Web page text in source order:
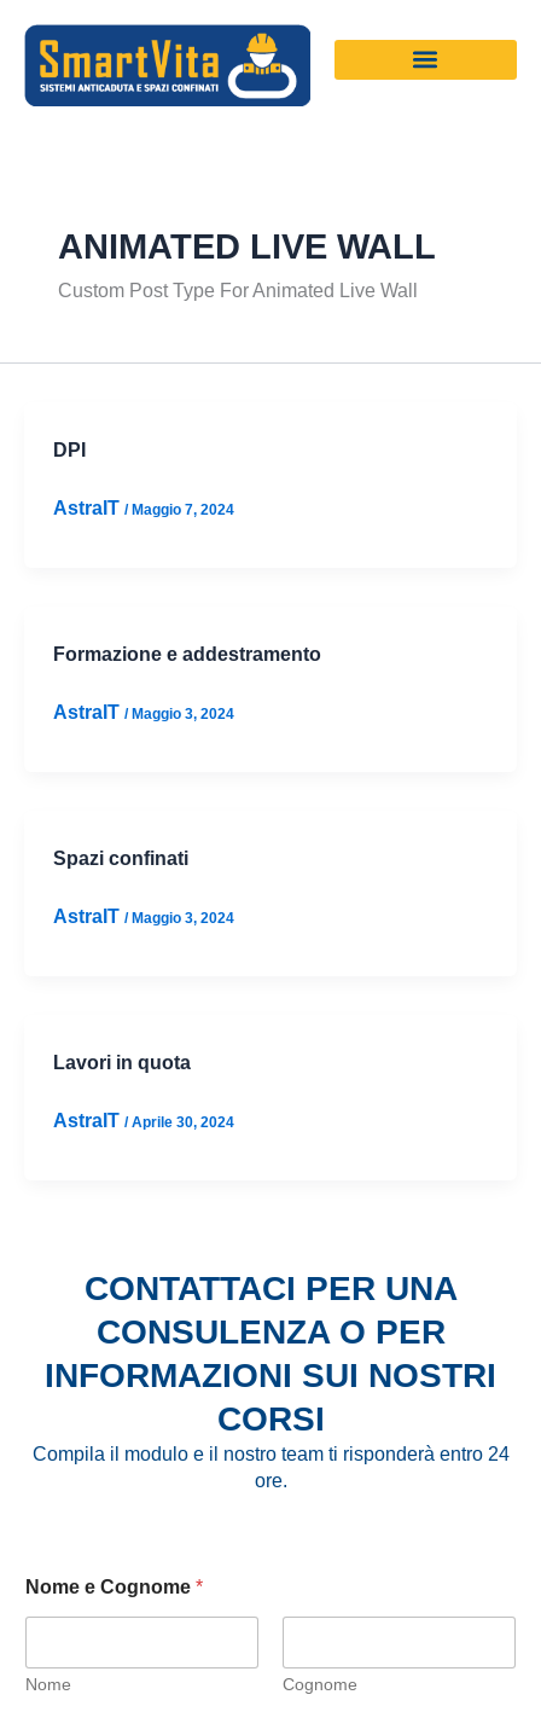
contenuto
ANIMATED LIVE WALL
Custom Post Type For Animated Live Wall
DPI
AstraIT / Maggio 7, 2024
Formazione e addestramento
AstraIT / Maggio 3, 2024
Spazi confinati
AstraIT /Maggio 3, 2024
Lavori in quota
AstraIT /Aprile 30, 2024
CONTATTACI PER UNA
CONSULENZA O PER
INFORMAZIONI SUI NOSTRI
CORSI
Compila il modulo e il nostro team ti risponderà entro 24
ore.
Nome e Cognome *
Nome Cognome